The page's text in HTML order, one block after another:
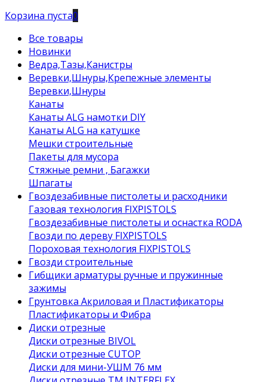
Корзина пуста0
Все товары
Новинки
Ведра,Тазы,Канистры
Веревки,Шнуры,Крепежные элементы
Веревки,Шнуры
Канаты
Канаты ALG намотки DIY
Канаты ALG на катушке
Мешки строительные
Пакеты для мусора
Стяжные ремни , Багажки
Шпагаты
Гвоздезабивные пистолеты и расходники
Газовая технология FIXPISTOLS
Гвоздезабивные пистолеты и оснастка RODA
Гвозди по дереву FIXPISTOLS
Пороховая технология FIXPISTOLS
Гвозди строительные
Гибщики арматуры ручные и пружинные
зажимы
Грунтовка Акриловая и Пластификаторы
Пластификаторы и Фибра
Диски отрезные
Диски отрезные BIVOL
Диски отрезные CUTOP
Диски для мини-УШМ 76 мм